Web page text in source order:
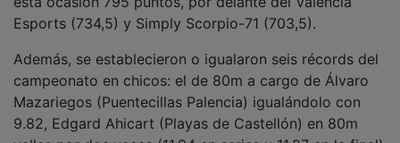
Esports (734,5) y Simply Scorpio-71 (703,5).
campeonato en chicos: el de 80m a cargo de Álvaro
Mazariegos (Puentecillas Palencia) igualándolo con
9.82, Edgard Ahicart (Playas de Castellón) en 80m
vallas por dos veces (11.94 en series y 11.87 en la final)